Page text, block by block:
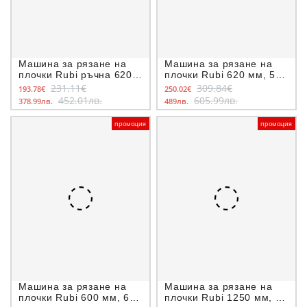
Машина за рязане на
плочки Rubi ръчна 620
мм, 5-15 мм, Speed-62N
193.78€ 231.11€
378.99лв. 452.01лв.
Машина за рязане на
плочки Rubi 620 мм, 5-
15 мм, Speed-62 Magnet
250.02€ 309.84€
489лв. 605.99лв.
промоция
Машина за рязане на
плочки Rubi 600 мм, 6-
промоция
Машина за рязане на
плочки Rubi 1250 мм, 21